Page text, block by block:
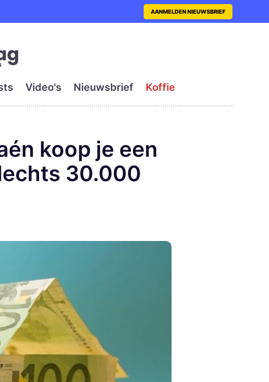
met actueel en
AANMELDEN NIEUWSBRIEF
Video's Nieuwsbrief Koffie
koop je een
30.000